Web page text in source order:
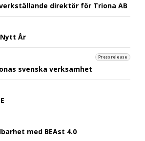
direktör för Triona AB
Nytt År
Pressrelease
svenska verksamhet
med BEAst 4.0